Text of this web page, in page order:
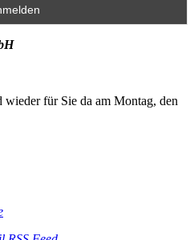
wieder für Sie da am Montag, den